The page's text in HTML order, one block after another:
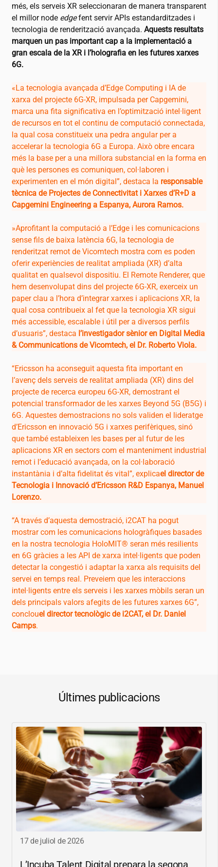
més, els serveis XR seleccionaran de manera transparent
el millor node edgefent servir APIs estandarditzades i
tecnologia de renderització avançada. Aquests resultats
marquen un pas important cap a la implementació a
gran escala de la XR i l’holografia en les futures xarxes
6G.
«La tecnologia avançada d’Edge Computing i IA de
xarxa del projecte 6G-XR, impulsada per Capgemini,
marca una fita significativa en l’optimització intel·ligent
de recursos en tot el continu de computació connectada,
la qual cosa constitueix una pedra angular per a
accelerar la tecnologia 6G a Europa. Això obre encara
més la base per a una millora substancial en la forma en
què les persones es comuniquen, col·laboren i
experimenten en el món digital”, destaca la responsable
tècnica de Projectes de Connectivitat i Xarxes d’R+D a
Capgemini Engineering a Espanya, Aurora Ramos.
»Aprofitant la computació a l’Edge i les comunicacions
sense fils de baixa latència 6G, la tecnologia de
renderitzat remot de Vicomtech mostra com es poden
oferir experiències de realitat ampliada (XR) d’alta
qualitat en qualsevol dispositiu. El Remote Renderer, que
hem desenvolupat dins del projecte 6G-XR, exerceix un
paper clau a l’hora d’integrar xarxes i aplicacions XR, la
qual cosa contribueix al fet que la tecnologia XR sigui
més accessible, escalable i útil per a diversos perfils
d’usuaris”, destaca l’investigador sènior en Digital Media
& Communications de Vicomtech, el Dr. Roberto Viola.
“Ericsson ha aconseguit aquesta fita important en
l’avenç dels serveis de realitat ampliada (XR) dins del
projecte de recerca europeu 6G-XR, demostrant el
potencial transformador de les xarxes Beyond 5G (B5G) i
6G. Aquestes demostracions no sols validen el lideratge
d’Ericsson en innovació 5G i xarxes perifèriques, sinó
que també estableixen les bases per al futur de les
aplicacions XR en sectors com el manteniment industrial
remot i l’educació avançada, on la col·laboració
instantània i d’alta fidelitat és vital”, explicael director de
Tecnologia i Innovació d’Ericsson R&D Espanya, Manuel
Lorenzo.
“A través d’aquesta demostració, i2CAT ha pogut
mostrar com les comunicacions hologràfiques basades
en la nostra tecnologia HoloMIT® seran més resilients
en 6G gràcies a les API de xarxa intel·ligents que poden
detectar la congestió i adaptar la xarxa als requisits del
servei en temps real. Preveiem que les interaccions
intel·ligents entre els serveis i les xarxes mòbils seran un
dels principals valors afegits de les futures xarxes 6G”,
conclouel director tecnològic de i2CAT, el Dr. Daniel
Camps.
Últimes publicacions
17 de juliol de 2026
L’Incuba Talent Digital prepara la segona